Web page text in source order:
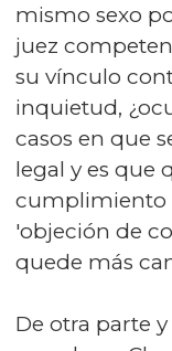
mismo sexo
juez
su vínculo
inquietud,
casos en que
legal y es que
cumplimiento
'objeción de
quede más
De otra parte